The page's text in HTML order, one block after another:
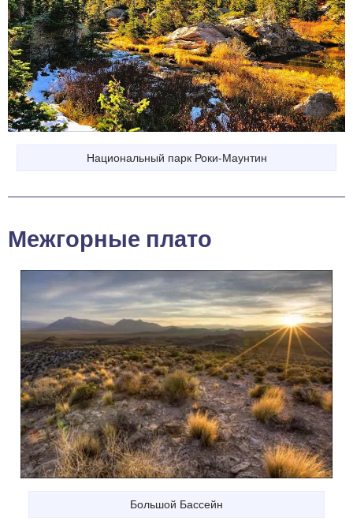
Национальный парк Роки-Маунтин
Межгорные плато
Большой Бассейн